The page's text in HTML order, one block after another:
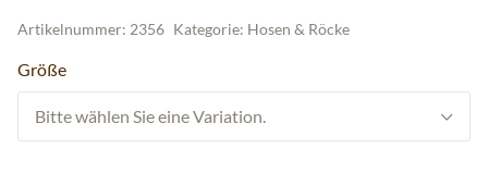
Artikelnummer: 2356 Kategorie: Hosen & Röcke
Größe
Bitte wählen Sie eine Variation.